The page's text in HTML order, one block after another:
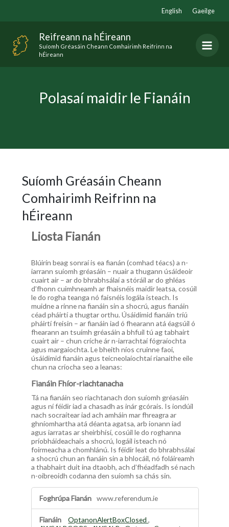
English Gaeilge
Reifreann na hÉireann
Suíomh Gréasáin Cheann Comhairimh Reifrinn na
hÉireann
Polasaí maidir le Fianáin
Suíomh Gréasáin Cheann
Comhairimh Reifrinn na
hÉireann
Liosta Fianán
Blúirín beag sonraí is ea fianán (comhad téacs) a n-
iarrann suíomh gréasáin – nuair a thugann úsáideoir
cuairt air – ar do bhrabhsálaí a stóráil ar do ghléas
d’fhonn cuimhneamh ar fhaisnéis maidir leatsa, cosúil
le do rogha teanga nó faisnéis logála isteach. Is
muidne a rinne na fianáin sin a shocrú, agus fianáin
céad pháirtí a thugtar orthu. Úsáidimid fianáin tríú
pháirtí freisin – ar fianáin iad ó fhearann atá éagsúil ó
fhearann an tsuímh gréasáin a bhfuil tú ag tabhairt
cuairt air – chun críche ár n-iarrachtaí fógraíochta
agus margaíochta. Le bheith níos cruinne faoi,
úsáidimid fianáin agus teicneolaíochtaí rianaithe eile
chun na críocha seo a leanas:
Fianáin Fhíor-riachtanacha
Tá na fianáin seo riachtanach don suíomh gréasáin
agus ní féidir iad a chasadh as inár gcórais. Is iondúil
nach socraítear iad ach amháin mar fhreagra ar
ghníomhartha atá déanta agatsa, arb ionann iad
agus iarratas ar sheirbhísí, cosúil le do roghanna
príobháideachais a shocrú, logáil isteach nó
foirmeacha a chomhlánú. Is féidir leat do bhrabhsálaí
a shocrú chun an fianáin sin a bhlocáil, nó foláireamh
a thabhairt duit ina dtaobh, ach d’fhéadfadh sé nach
n-oibreoidh codanna den suíomh sa chás sin.
F
a
www.referendum.ie
OptanonAlertBoxClosed,